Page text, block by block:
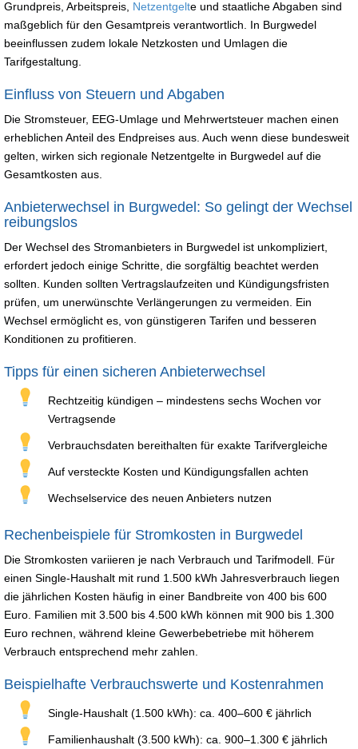
Grundpreis, Arbeitspreis, Netzentgelte und staatliche Abgaben sind
maßgeblich für den Gesamtpreis verantwortlich. In Burgwedel
beeinflussen zudem lokale Netzkosten und Umlagen die
Tarifgestaltung.
Einfluss von Steuern und Abgaben
Die Stromsteuer, EEG-Umlage und Mehrwertsteuer machen einen
erheblichen Anteil des Endpreises aus. Auch wenn diese bundesweit
gelten, wirken sich regionale Netzentgelte in Burgwedel auf die
Gesamtkosten aus.
Anbieterwechsel in Burgwedel: So gelingt der Wechsel
reibungslos
Der Wechsel des Stromanbieters in Burgwedel ist unkompliziert,
erfordert jedoch einige Schritte, die sorgfältig beachtet werden
sollten. Kunden sollten Vertragslaufzeiten und Kündigungsfristen
prüfen, um unerwünschte Verlängerungen zu vermeiden. Ein
Wechsel ermöglicht es, von günstigeren Tarifen und besseren
Konditionen zu profitieren.
Tipps für einen sicheren Anbieterwechsel
Rechtzeitig kündigen – mindestens sechs Wochen vor
Vertragsende
Verbrauchsdaten bereithalten für exakte Tarifvergleiche
Auf versteckte Kosten und Kündigungsfallen achten
Wechselservice des neuen Anbieters nutzen
Rechenbeispiele für Stromkosten in Burgwedel
Die Stromkosten variieren je nach Verbrauch und Tarifmodell. Für
einen Single-Haushalt mit rund 1.500 kWh Jahresverbrauch liegen
die jährlichen Kosten häufig in einer Bandbreite von 400 bis 600
Euro. Familien mit 3.500 bis 4.500 kWh können mit 900 bis 1.300
Euro rechnen, während kleine Gewerbebetriebe mit höherem
Verbrauch entsprechend mehr zahlen.
Beispielhafte Verbrauchswerte und Kostenrahmen
Single-Haushalt (1.500 kWh): ca. 400–600 € jährlich
Familienhaushalt (3.500 kWh): ca. 900–1.300 € jährlich